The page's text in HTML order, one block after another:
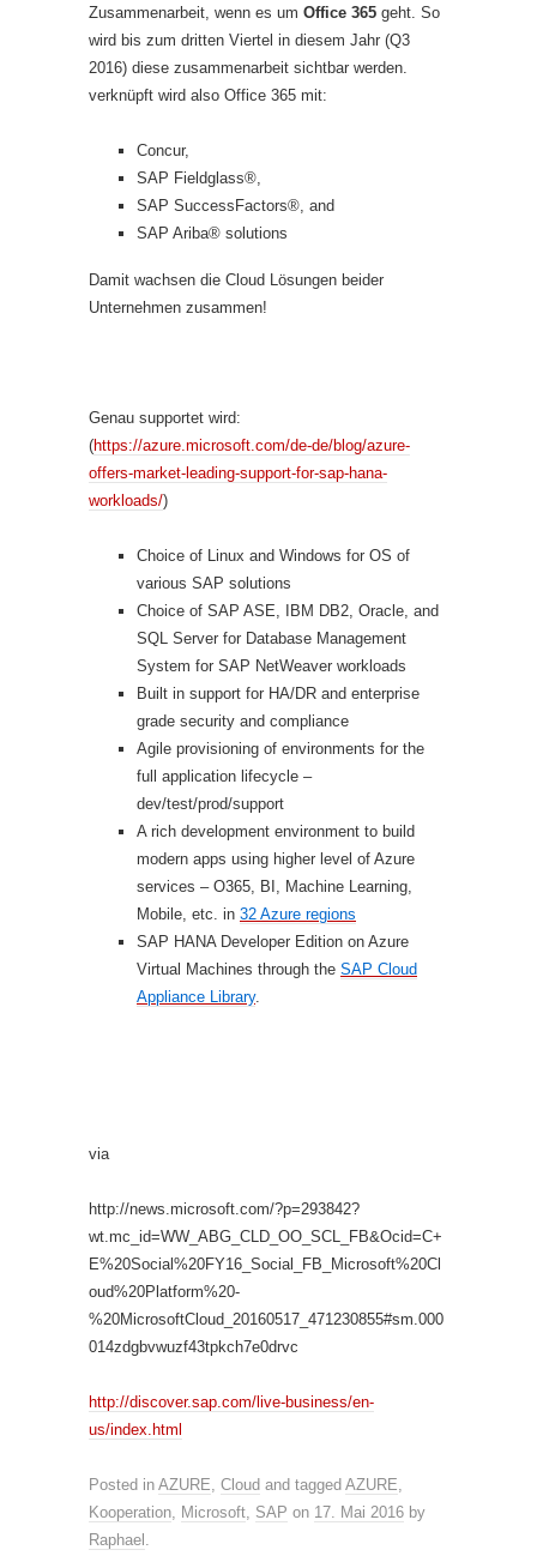
Zusammenarbeit, wenn es um Office 365 geht. So
wird bis zum dritten Viertel in diesem Jahr (Q3
2016) diese zusammenarbeit sichtbar werden.
verknüpft wird also Office 365 mit:
Concur,
SAP Fieldglass®,
SAP SuccessFactors®, and
SAP Ariba® solutions
Damit wachsen die Cloud Lösungen beider
Unternehmen zusammen!
Genau supportet wird:
(https://azure.microsoft.com/de-de/blog/azure-
offers-market-leading-support-for-sap-hana-
workloads/)
Choice of Linux and Windows for OS of
various SAP solutions
Choice of SAP ASE, IBM DB2, Oracle, and
SQL Server for Database Management
System for SAP NetWeaver workloads
Built in support for HA/DR and enterprise
grade security and compliance
Agile provisioning of environments for the
full application lifecycle –
dev/test/prod/support
A rich development environment to build
modern apps using higher level of Azure
services – O365, BI, Machine Learning,
Mobile, etc. in 32 Azure regions
SAP HANA Developer Edition on Azure
Virtual Machines through the SAP Cloud
Appliance Library.
via
http://news.microsoft.com/?p=293842?
wt.mc_id=WW_ABG_CLD_OO_SCL_FB&Ocid=C+
E%20Social%20FY16_Social_FB_Microsoft%20Cl
oud%20Platform%20-
%20MicrosoftCloud_20160517_471230855#sm.000
014zdgbvwuzf43tpkch7e0drvc
http://discover.sap.com/live-business/en-
us/index.html
Posted in AZURE, Cloud and tagged AZURE,
Kooperation, Microsoft, SAP on 17. Mai 2016 by
Raphael .